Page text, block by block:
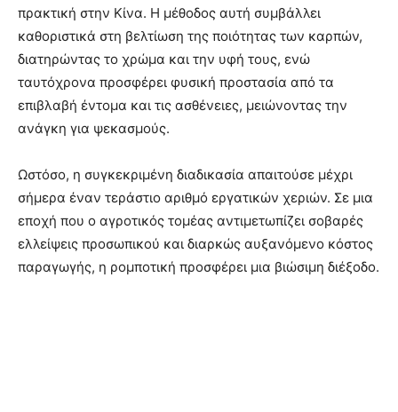
πρακτική στην Κίνα. Η μέθοδος αυτή συμβάλλει
καθοριστικά στη βελτίωση της ποιότητας των καρπών,
διατηρώντας το χρώμα και την υφή τους, ενώ
ταυτόχρονα προσφέρει φυσική προστασία από τα
επιβλαβή έντομα και τις ασθένειες, μειώνοντας την
ανάγκη για ψεκασμούς.
Ωστόσο, η συγκεκριμένη διαδικασία απαιτούσε μέχρι
σήμερα έναν τεράστιο αριθμό εργατικών χεριών. Σε μια
εποχή που ο αγροτικός τομέας αντιμετωπίζει σοβαρές
ελλείψεις προσωπικού και διαρκώς αυξανόμενο κόστος
παραγωγής, η ρομποτική προσφέρει μια βιώσιμη διέξοδο.